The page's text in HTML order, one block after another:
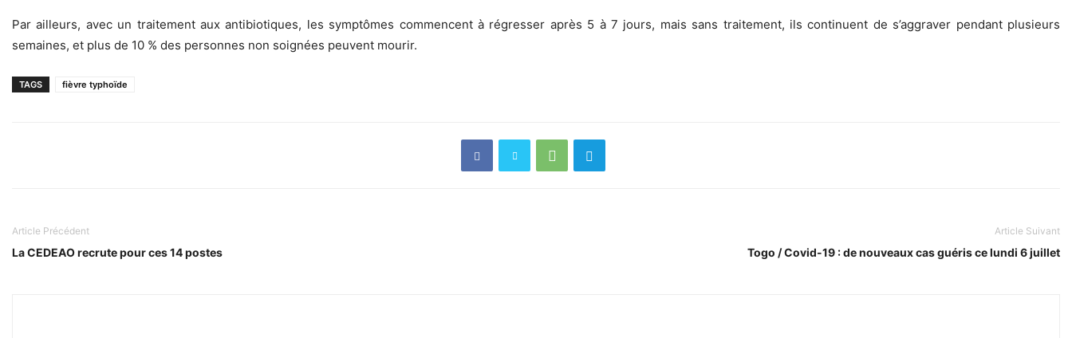
Par ailleurs, avec un traitement aux antibiotiques, les symptômes commencent à régresser après 5 à 7 jours, mais sans traitement, ils continuent de s’aggraver pendant plusieurs
semaines, et plus de 10 % des personnes non soignées peuvent mourir.
TAGS fièvre typhoïde
Article Précédent
La CEDEAO recrute pour ces 14 postes
Article Suivant
Togo / Covid-19 : de nouveaux cas guéris ce lundi 6 juillet